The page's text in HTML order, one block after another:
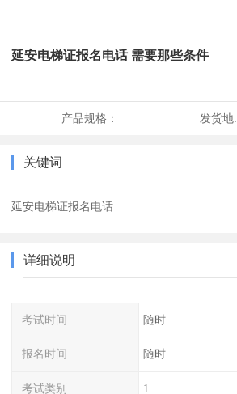
延安电梯证报名电话 需要那些条件
产品规格： 发货地:
关键词
延安电梯证报名电话
详细说明
考试时间 随时
报名时间 随时
考试类别 1